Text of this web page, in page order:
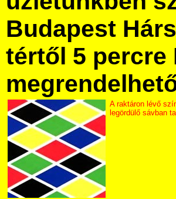
Budapest
tértől 5 percre
A raktáron lévő
legördülő sávban